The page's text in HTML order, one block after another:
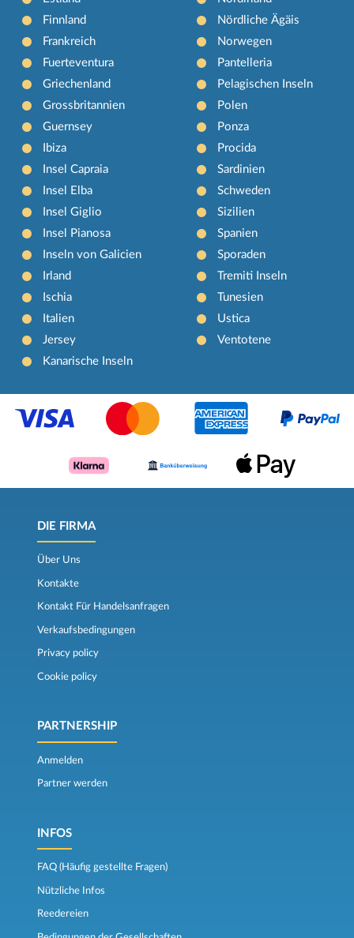
Finnland
Frankreich
Fuerteventura
Griechenland
Grossbritannien
Guernsey
Ibiza
Insel Capraia
Insel Elba
Insel Giglio
Insel Pianosa
Inseln von Galicien
Irland
Ischia
Italien
Jersey
Kanarische Inseln
Nördliche Ägäis
Norwegen
Pantelleria
Pelagischen Inseln
Polen
Ponza
Procida
Sardinien
Schweden
Sizilien
Spanien
Sporaden
Tremiti Inseln
Tunesien
Ustica
Ventotene
DIE FIRMA
Über Uns
Kontakte
Kontakt Für Handelsanfragen
Verkaufsbedingungen
Privacy policy
Cookie policy
PARTNERSHIP
Anmelden
Partner werden
INFOS
FAQ (Häufig gestellte Fragen)
Nützliche Infos
Reedereien